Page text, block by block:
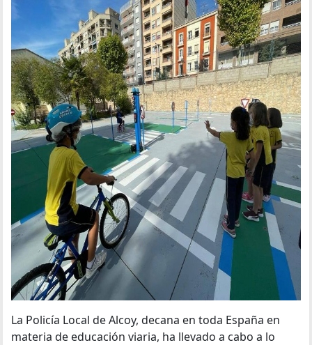
La Policía Local de Alcoy, decana en toda España en
materia de educación viaria, ha llevado a cabo a lo